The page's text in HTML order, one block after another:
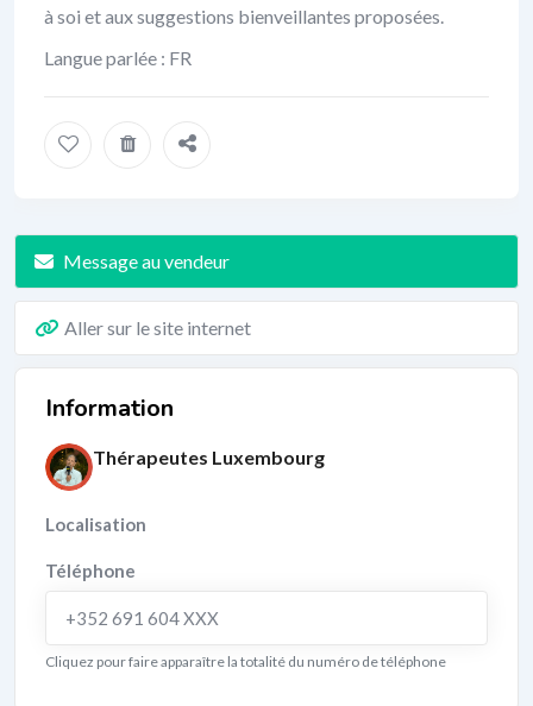
à soi et aux suggestions bienveillantes proposées.
Langue parlée : FR
Message au vendeur
Aller sur le site internet
Information
Thérapeutes Luxembourg
Localisation
Téléphone
+352 691 604 XXX
Cliquez pour faire apparaître la totalité du numéro de téléphone